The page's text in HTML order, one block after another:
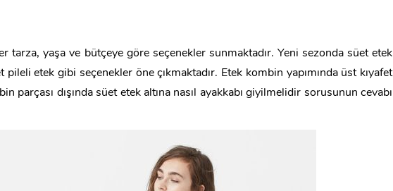
tarza, yaşa ve bütçeye göre seçenekler sunmaktadır. Yeni sezonda süet etek
etek gibi seçenekler öne çıkmaktadır. Etek kombin yapımında üst kıyafet
parçası dışında süet etek altına nasıl ayakkabı giyilmelidir sorusunun cevabı